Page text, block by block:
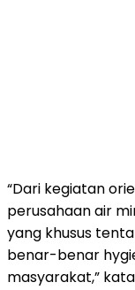
“Dari kegiatan
perusahaan air
yang khusus
benar-benar
masyarakat,”